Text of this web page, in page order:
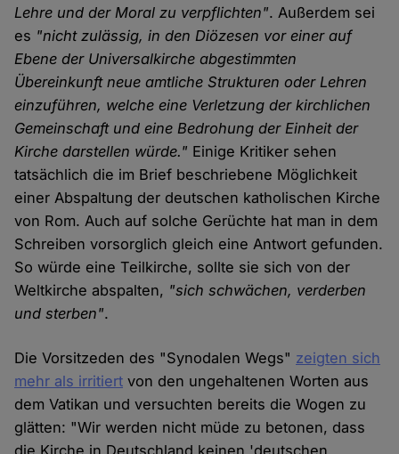
Lehre und der Moral zu verpflichten". Außerdem sei
es "nicht zulässig, in den Diözesen vor einer auf
Ebene der Universalkirche abgestimmten
Übereinkunft neue amtliche Strukturen oder Lehren
einzuführen, welche eine Verletzung der kirchlichen
Gemeinschaft und eine Bedrohung der Einheit der
Kirche darstellen würde." Einige Kritiker sehen
tatsächlich die im Brief beschriebene Möglichkeit
einer Abspaltung der deutschen katholischen Kirche
von Rom. Auch auf solche Gerüchte hat man in dem
Schreiben vorsorglich gleich eine Antwort gefunden.
So würde eine Teilkirche, sollte sie sich von der
Weltkirche abspalten, "sich schwächen, verderben
und sterben".
Die Vorsitzeden des "Synodalen Wegs" zeigten sich
mehr als irritiert von den ungehaltenen Worten aus
dem Vatikan und versuchten bereits die Wogen zu
glätten: "Wir werden nicht müde zu betonen, dass